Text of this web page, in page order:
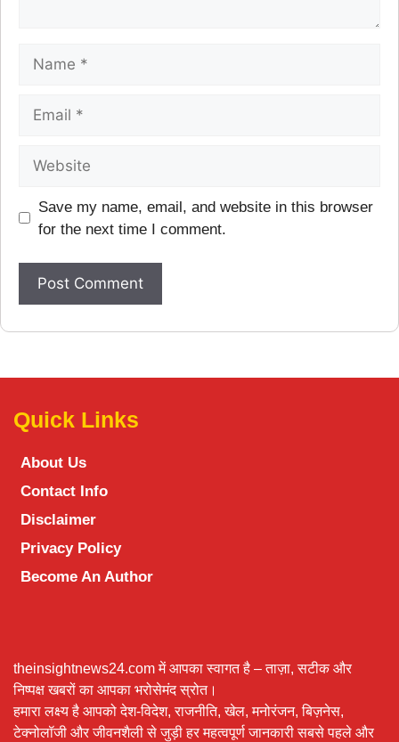
Save my name, email, and website in this browser
for the next time I comment.
Quick Links
About Us
Contact Info
Disclaimer
Privacy Policy
Become An Author
theinsightnews24.com में आपका स्वागत है – ताज़ा, सटीक और
निष्पक्ष खबरों का आपका भरोसेमंद स्रोत।
हमारा लक्ष्य है आपको देश-विदेश, राजनीति, खेल, मनोरंजन, बिज़नेस,
टेक्नोलॉजी और जीवनशैली से जुड़ी हर महत्वपूर्ण जानकारी सबसे पहले और